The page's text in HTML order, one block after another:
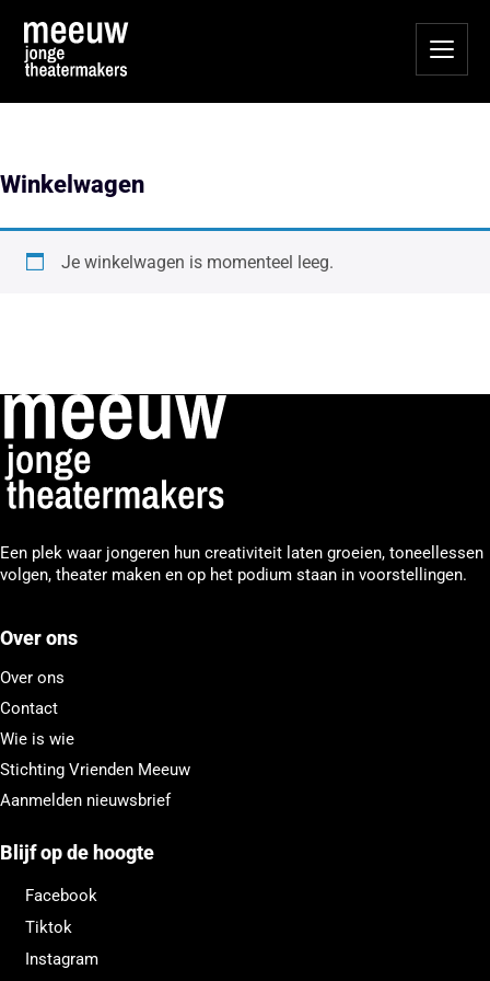
Winkelwagen
Je winkelwagen is momenteel leeg.
Een plek waar jongeren hun creativiteit laten groeien, toneellessen
volgen, theater maken en op het podium staan in voorstellingen.
Over ons
Over ons
Contact
Wie is wie
Stichting Vrienden Meeuw
Aanmelden nieuwsbrief
Blijf op de hoogte
Facebook
Tiktok
Instagram